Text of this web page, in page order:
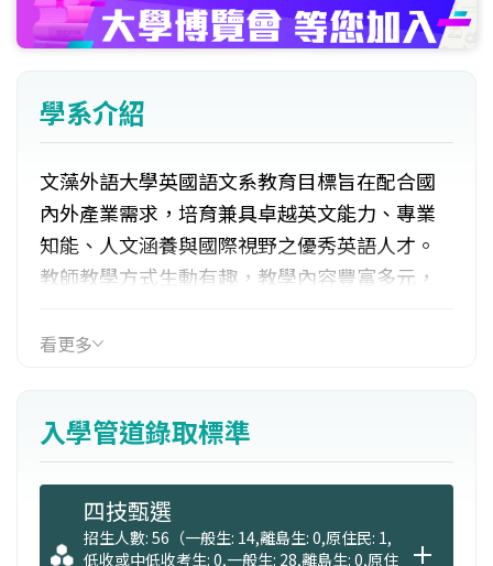
學系介紹
文藻外語大學英國語文系教育目標旨在配合國
內外產業需求，培育兼具卓越英文能力、專業
知能、人文涵養與國際視野之優秀英語人才。
教師教學方式生動有趣，教學內容豐富多元，
語授課，學生沉浸在英語環境中，逐漸成為英
看更多
入學管道錄取標準
四技甄選
招生人數: 56（一般生: 14,離島生: 0,原住民: 1,
低收或中低收考生: 0,一般生: 28,離島生: 0,原住